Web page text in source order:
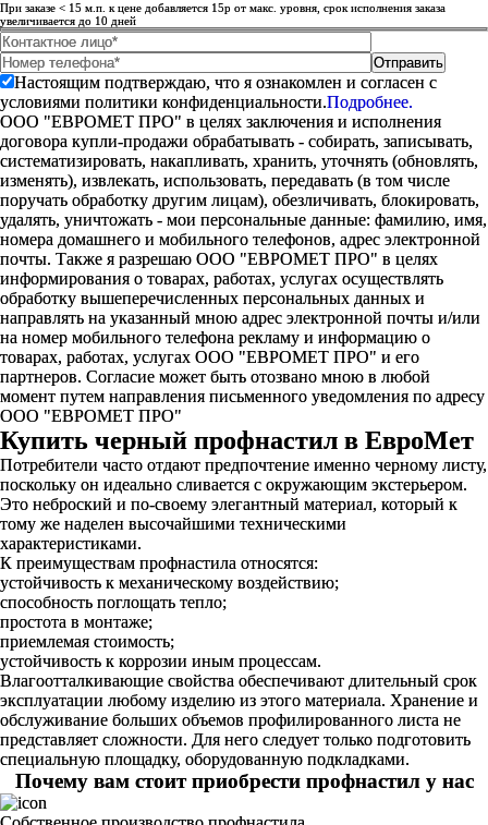
При заказе < 15 м.п. к цене добавляется 15р от макс. уровня, срок исполнения заказа
увеличивается до 10 дней
Настоящим подтверждаю, что я ознакомлен и согласен с
условиями политики конфиденциальности.Подробнее.
ООО "ЕВРОМЕТ ПРО" в целях заключения и исполнения
договора купли-продажи обрабатывать - собирать, записывать,
систематизировать, накапливать, хранить, уточнять (обновлять,
изменять), извлекать, использовать, передавать (в том числе
поручать обработку другим лицам), обезличивать, блокировать,
удалять, уничтожать - мои персональные данные: фамилию, имя,
номера домашнего и мобильного телефонов, адрес электронной
почты. Также я разрешаю ООО "ЕВРОМЕТ ПРО" в целях
информирования о товарах, работах, услугах осуществлять
обработку вышеперечисленных персональных данных и
направлять на указанный мною адрес электронной почты и/или
на номер мобильного телефона рекламу и информацию о
товарах, работах, услугах ООО "ЕВРОМЕТ ПРО" и его
партнеров. Согласие может быть отозвано мною в любой
момент путем направления письменного уведомления по адресу
ООО "ЕВРОМЕТ ПРО"
Купить черный профнастил в ЕвроМет
Потребители часто отдают предпочтение именно черному листу,
поскольку он идеально сливается с окружающим экстерьером.
Это неброский и по-своему элегантный материал, который к
тому же наделен высочайшими техническими
характеристиками.
К преимуществам профнастила относятся:
устойчивость к механическому воздействию;
способность поглощать тепло;
простота в монтаже;
приемлемая стоимость;
устойчивость к коррозии иным процессам.
Влагоотталкивающие свойства обеспечивают длительный срок
эксплуатации любому изделию из этого материала. Хранение и
обслуживание больших объемов профилированного листа не
представляет сложности. Для него следует только подготовить
специальную площадку, оборудованную подкладками.
Почему вам стоит приобрести профнастил у нас